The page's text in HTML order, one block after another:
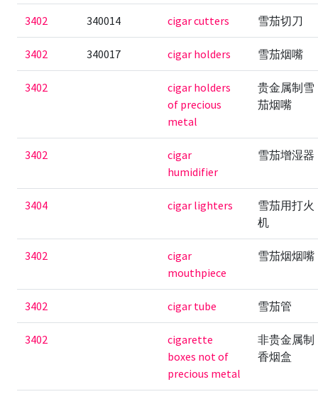
3402 340014 cigar cutters 雪茄切刀
3402 340017 cigar holders 雪茄烟嘴
3402
cigar holders
of precious
metal
贵金属制雪
茄烟嘴
3402
cigar
humidifier
雪茄增湿器
3404 cigar lighters
雪茄用打火
机
3402
cigar
mouthpiece
雪茄烟烟嘴
3402 cigar tube 雪茄管
3402
cigarette
boxes not of
precious metal
非贵金属制
香烟盒